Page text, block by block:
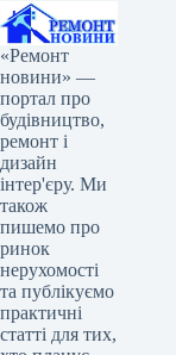
«Ремонт
новини» —
портал про
будівництво,
ремонт і
дизайн
інтер'єру. Ми
також
пишемо про
ринок
нерухомості
та публікуємо
практичні
статті для тих,